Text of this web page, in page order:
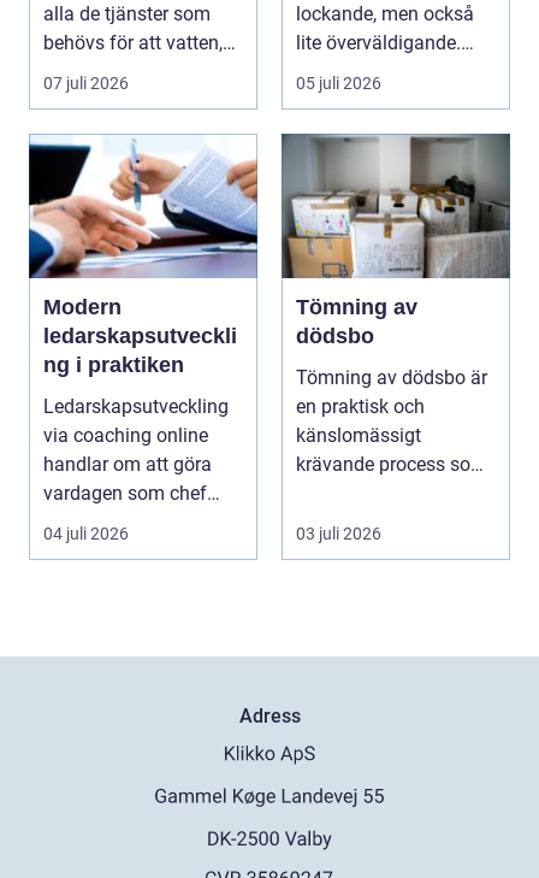
alla de tjänster som
behövs för att vatten,
värme och avlopp ...
07 juli 2026
lockande, men också
lite överväldigande.
Utbudet är stor...
05 juli 2026
Modern
ledarskapsutveckli
ng i praktiken
Ledarskapsutveckling
via coaching online
handlar om att göra
vardagen som chef
både mer h...
04 juli 2026
Tömning av
dödsbo
Tömning av dödsbo är
en praktisk och
känslomässigt
krävande process som
gång ell...
03 juli 2026
Adress